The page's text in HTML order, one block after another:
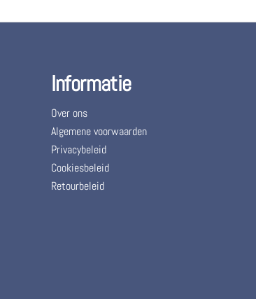
Informatie
Over ons
Algemene voorwaarden
Privacybeleid
Cookiesbeleid
Retourbeleid